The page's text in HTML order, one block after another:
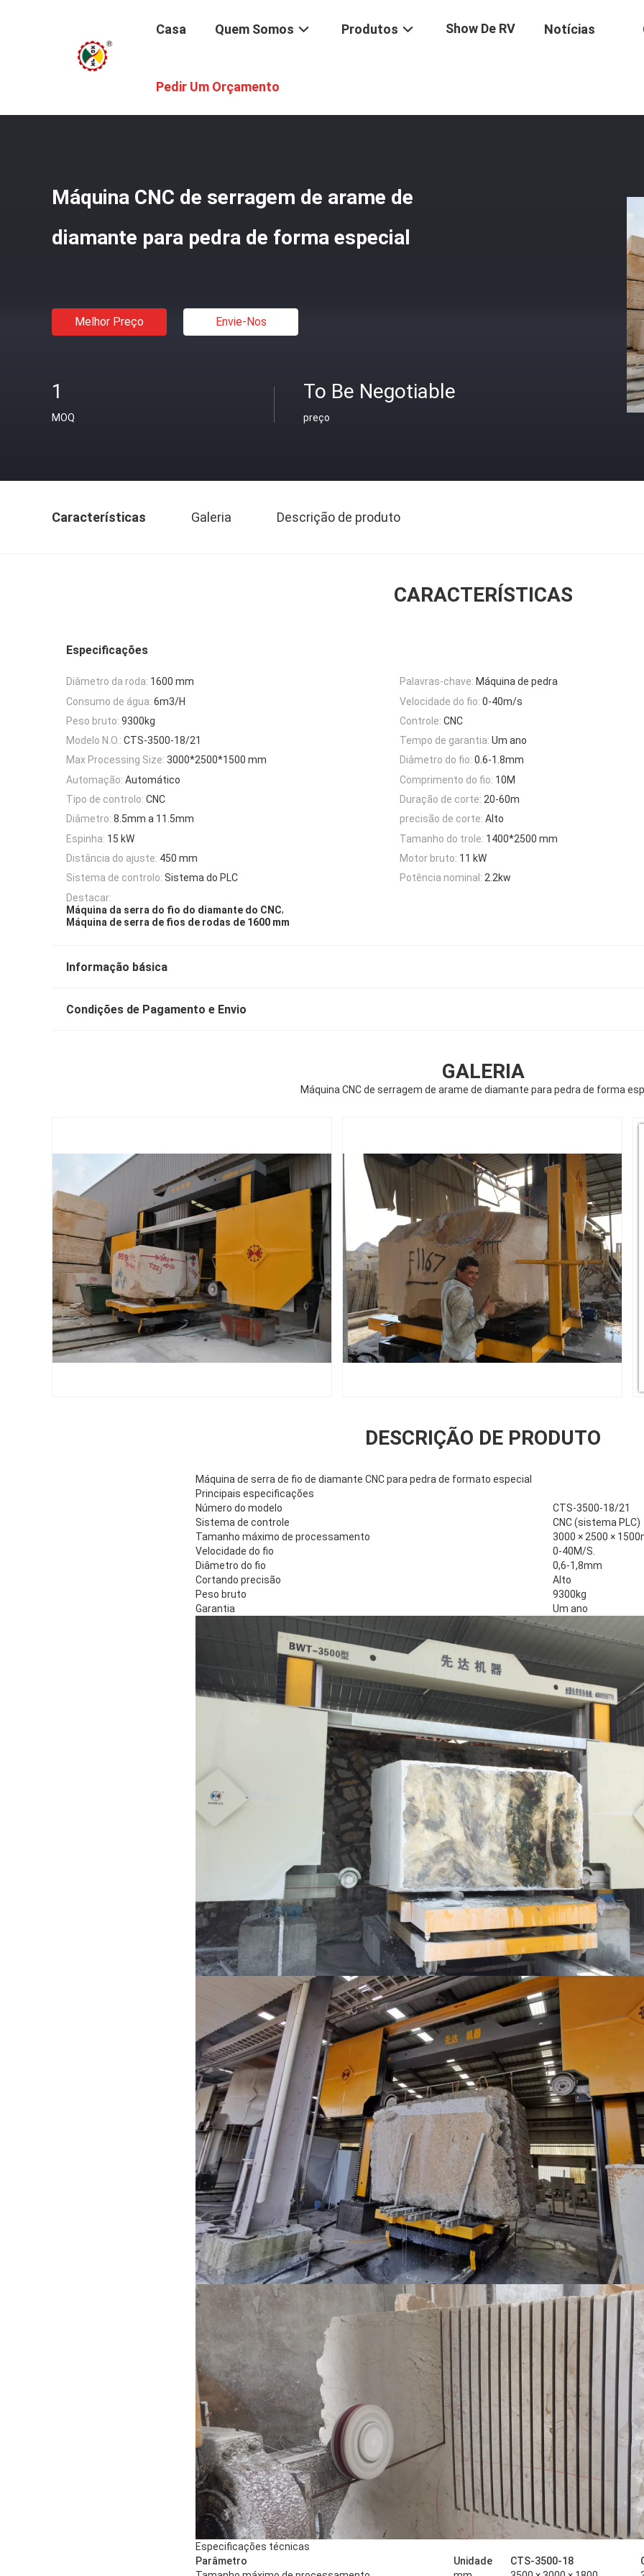
Casa Quem Somos Produtos Show De RV Notícias
Pedir Um Orçamento
Máquina CNC de serragem de arame de
diamante para pedra de forma especial
Melhor Preço Envie-Nos
1
MOQ
To Be Negotiable
preço
Características Galeria Descrição de produto
CARACTERÍSTICAS
Especificações
Diâmetro da roda: 1600 mm Palavras-chave: Máquina de pedra
Consumo de água: 6m3/H Velocidade do fio: 0-40m/s
Peso bruto: 9300kg Controle: CNC
Modelo N.O.: CTS-3500-18/21 Tempo de garantia: Um ano
Max Processing Size: 3000*2500*1500 mm Diâmetro do fio: 0.6-1.8mm
Automação: Automático Comprimento do fio: 10M
Tipo de controlo: CNC Duração de corte: 20-60m
Diâmetro: 8.5mm a 11.5mm precisão de corte: Alto
Espinha: 15 kW Tamanho do trole: 1400*2500 mm
Distância do ajuste: 450 mm Motor bruto: 11 kW
Sistema de controlo: Sistema do PLC Potência nominal: 2.2kw
Destacar:
Máquina da serra do fio do diamante do CNC,
Máquina de serra de fios de rodas de 1600 mm
Informação básica
Condições de Pagamento e Envio
GALERIA
Máquina CNC de serragem de arame de diamante para pedra de forma
DESCRIÇÃO DE PRODUTO
Máquina de serra de fio de diamante CNC para pedra de formato especial
Principais especificações
Número do modelo
CTS-3500-18/21
Sistema de controle
CNC (sistema PLC)
Tamanho máximo de processamento
3000 × 2500 ×
Velocidade do fio
0-40M/S.
Diâmetro do fio
0,6-1,8mm
Cortando precisão
Alto
Peso bruto
9300kg
Garantia
Um ano
Especificações técnicas
Parâmetro
Unidade CTS-3500-18